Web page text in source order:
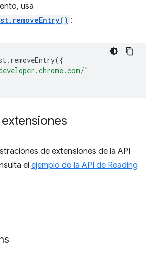
usa
:
. removeEntry({
"
de extensiones de la API
el ejemplo de la API de Reading